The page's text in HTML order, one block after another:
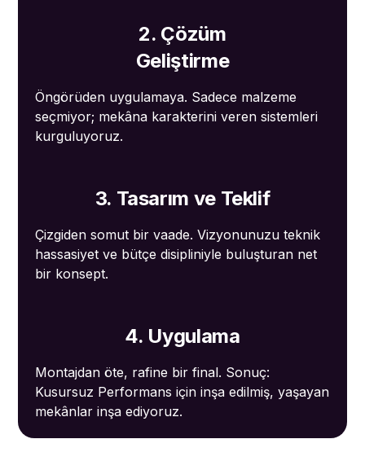
2. Çözüm
Geliştirme
Öngörüden uygulamaya. Sadece malzeme
seçmiyor; mekâna karakterini veren sistemleri
kurguluyoruz.
3. Tasarım ve Teklif
Çizgiden somut bir vaade. Vizyonunuzu teknik
hassasiyet ve bütçe disipliniyle buluşturan net
bir konsept.
4. Uygulama
Montajdan öte, rafine bir final. Sonuç:
Kusursuz Performans için inşa edilmiş, yaşayan
mekânlar inşa ediyoruz.